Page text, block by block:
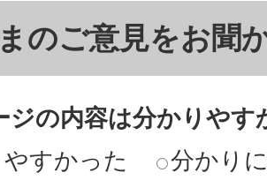
のご意見をお聞
ジの内容は分かりやす
すかった
分かり